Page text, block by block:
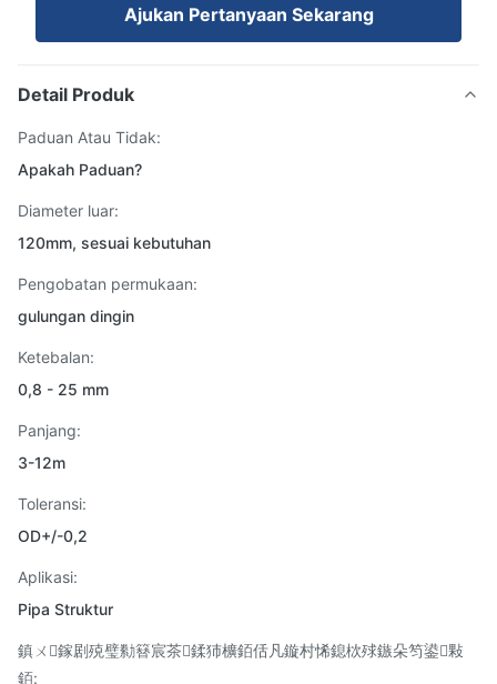
Ajukan Pertanyaan Sekarang
Detail Produk
Paduan Atau Tidak:
Apakah Paduan?
Diameter luar:
120mm, sesuai kebutuhan
Pengobatan permukaan:
gulungan dingin
Ketebalan:
0,8 - 25 mm
Panjang:
3-12m
Toleransi:
OD+/-0,2
Aplikasi:
Pipa Struktur
鎮ㄨ鎵剧殑璧勬簮宸茶鍒犻櫎銆佸凡鏇村悕鎴栨殏鏃朵笉鍙敤
銆: